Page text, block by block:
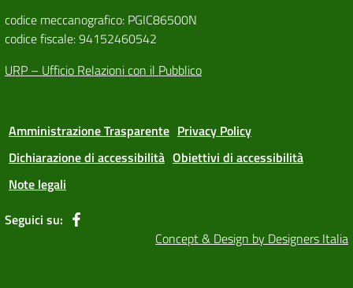
codice meccanografico: PGIC86500N
codice fiscale: 94152460542
URP – Ufficio Relazioni con il Pubblico
Amministrazione Trasparente Privacy Policy
Dichiarazione di accessibilità Obiettivi di accessibilità
Note legali
Seguici su:
Concept & Design by Designers Italia